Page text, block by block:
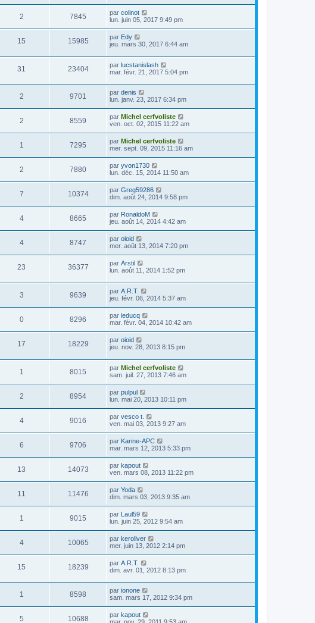
2 7845 par colinot
lun. juin 05, 2017 9:49 pm
15 15985 par Edy
jeu. mars 30, 2017 6:44 am
31 23404 par lucstanislash
mar. févr. 21, 2017 5:04 pm
2 9701 par denis
lun. janv. 23, 2017 6:34 pm
2 8559 par Michel cerfvoliste
ven. oct. 02, 2015 11:22 am
1 7295 par Michel cerfvoliste
mer. sept. 09, 2015 11:16 am
2 7880 par yvon1730
lun. déc. 15, 2014 11:50 am
7 10374 par Greg59286
dim. août 24, 2014 9:58 pm
4 8665 par RonaldoM
jeu. août 14, 2014 4:42 am
4 8747 par oioid
mer. août 13, 2014 7:20 pm
23 36377 par Arstil
lun. août 11, 2014 1:52 pm
3 9639 par A.R.T.
jeu. févr. 06, 2014 5:37 am
0 8296 par leducq
mar. févr. 04, 2014 10:42 am
17 18229 par oioid
jeu. nov. 28, 2013 8:15 pm
1 8015 par Michel cerfvoliste
sam. juil. 27, 2013 7:46 am
2 8954 par pulpul
lun. mai 20, 2013 10:11 pm
4 9016 par vesco t.
ven. mai 03, 2013 9:27 am
6 9706 par Karine-APC
mar. mars 12, 2013 5:33 pm
13 14073 par kapout
ven. mars 08, 2013 11:22 pm
11 11476 par Yoda
dim. mars 03, 2013 9:35 am
1 9015 par Laul59
lun. juin 25, 2012 9:54 am
4 10065 par keroliver
mer. juin 13, 2012 2:14 pm
15 18239 par A.R.T.
dim. avr. 01, 2012 8:13 pm
1 8598 par ionone
sam. mars 17, 2012 9:34 pm
5 10688 par kapout